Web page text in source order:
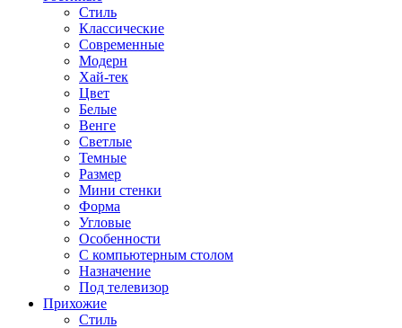
Стиль
Классические
Современные
Модерн
Хай-тек
Цвет
Белые
Венге
Светлые
Темные
Размер
Мини стенки
Форма
Угловые
Особенности
С компьютерным столом
Назначение
Под телевизор
Прихожие
Стиль